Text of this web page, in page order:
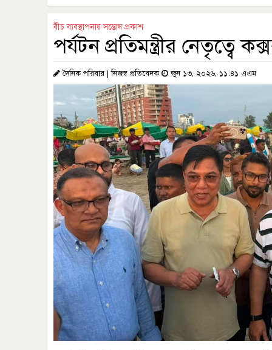
বীচ ব্যবস্থাপনায় সন্তোষ প্রকাশ
পর্যটন প্রতিমন্ত্রীর নেতৃত্বে
দৈনিক পরিবার | নিজস্ব প্রতিবেদক জুন ১৩, ২০২৬, ১১:৪১ এএম